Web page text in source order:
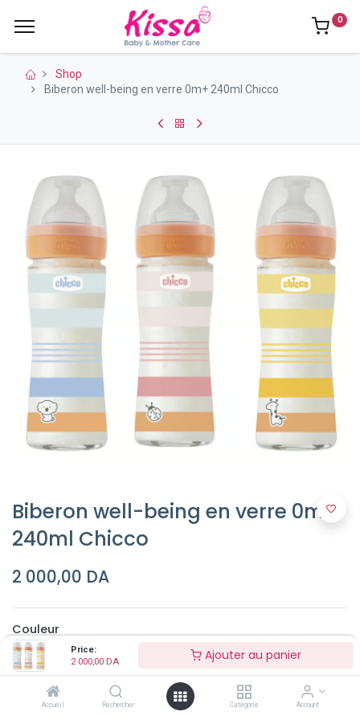
Price:
2 000,00 DA Ajouter au panier
Accueil Rechercher Catégorie Account
0
Shop
Biberon well-being en verre 0m+ 240ml Chicco
Biberon well-being en verre 0m+
240ml Chicco
2 000,00 DA
Couleur